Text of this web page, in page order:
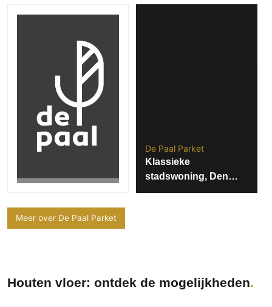
Beton Ciré vloeren
Natuursteen en keramiek vloeren
Vloerkleden
Afwerking
Wandafwerking
Leer
De Paal Parket
Klassieke
stadswoning, Den
Bosch
Meer over De Paal Parket
Houten vloer: ontdek de mogelijkheden